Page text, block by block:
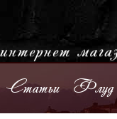
Статьи Флуд